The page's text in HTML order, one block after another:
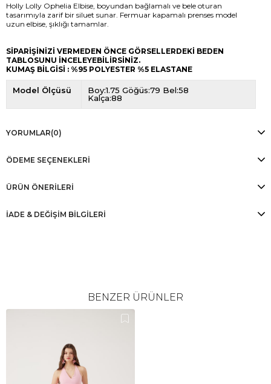
Holly Lolly Ophelia Elbise, boyundan bağlamalı ve bele oturan
tasarımıyla zarif bir siluet sunar. Fermuar kapamalı prenses model
uzun elbise, şıklığı tamamlar.
SİPARİŞİNİZİ VERMEDEN ÖNCE GÖRSELLERDEKİ BEDEN
TABLOSUNU İNCELEYEBİLİRSİNİZ.
KUMAŞ BİLGİSİ : %95 POLYESTER %5 ELASTANE
Model Ölçüsü
Boy:1.75 Göğüs:79 Bel:58
Kalça:88
YORUMLAR(0)
ÖDEME SEÇENEKLERI
ÜRÜN ÖNERILERI
İADE & DEĞİŞİM BİLGİLERİ
BENZER ÜRÜNLER